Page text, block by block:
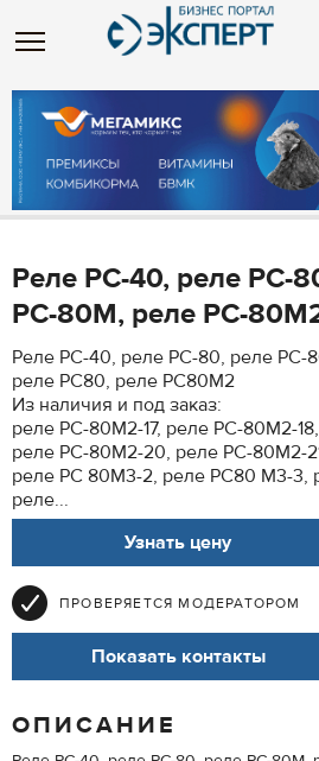
Реле РС-40, реле РС-
РС-80М, реле РС-
Реле РС-40, реле РС-80, реле
реле РС80, реле РС80М2
Из наличия и под заказ:
реле РС-80М2-17, реле РС-80М2-
реле РС-80М2-20, реле РС-80М2-
реле РС 80М3-2, реле РС80 М3-3,
реле...
Узнать цену
ПРОВЕРЯЕТСЯ МОДЕРАТОРОМ
Показать контакты
ОПИСАНИЕ